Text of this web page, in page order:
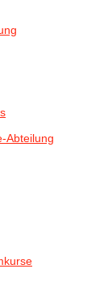
Abteilung